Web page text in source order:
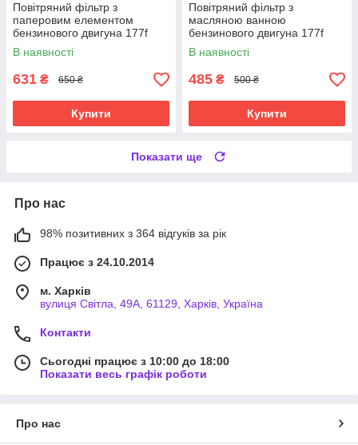
Повітряний фільтр з
паперовим елементом
бензинового двигуна 177f
В наявності
631 ₴ 650 ₴
Купити
Повітряний фільтр з
масляною ванною
бензинового двигуна 177f
В наявності
485 ₴ 500 ₴
Купити
Показати ще
Про нас
98% позитивних з 364 відгуків за рік
Працює з 24.10.2014
м. Харків
вулиця Світла, 49А, 61129, Харків, Україна
Контакти
Сьогодні працює з 10:00 до 18:00
Показати весь графік роботи
Про нас